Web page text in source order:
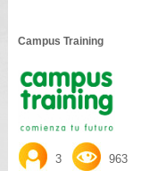
Campus Training
3 963